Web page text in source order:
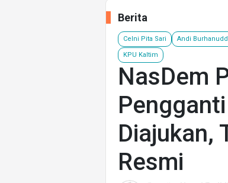
Berita
Celni Pita Sari Andi
KPU Kaltim
NasDem
Diajukan,
Resmi